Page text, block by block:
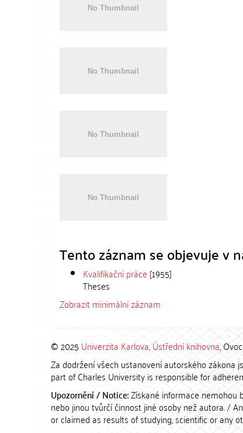
Tento záznam se objevuje v
Kvalifikační práce [1955]
Theses
Zobrazit minimální záznam
© 2025 Univerzita Karlova,Ústřední knihovna,
Za dodržení všech ustanovení autorského zákona
part of Charles University is responsible for
Upozornění / Notice:Získané informace nemohou
nebo jinou tvůrčí činnost jiné osoby než autora. /
or claimed as results of studying, scientific or any